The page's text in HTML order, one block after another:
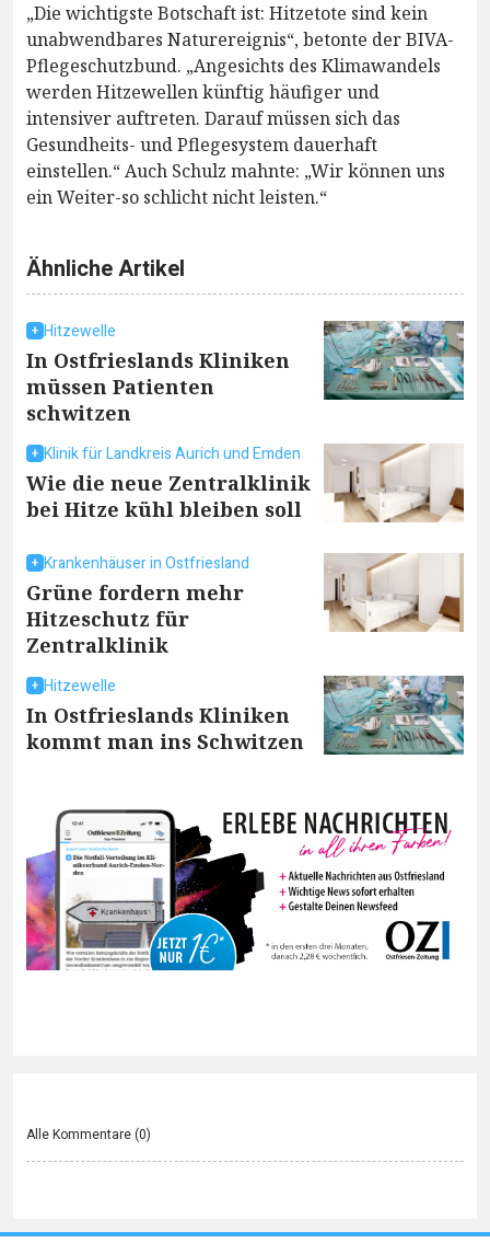
„Die wichtigste Botschaft ist: Hitzetote sind kein
unabwendbares Naturereignis“, betonte der BIVA-
Pflegeschutzbund. „Angesichts des Klimawandels
werden Hitzewellen künftig häufiger und
intensiver auftreten. Darauf müssen sich das
Gesundheits- und Pflegesystem dauerhaft
einstellen.“ Auch Schulz mahnte: „Wir können uns
ein Weiter-so schlicht nicht leisten.“
Ähnliche Artikel
Hitzewelle
In Ostfrieslands Kliniken
müssen Patienten
schwitzen
Klinik für Landkreis Aurich und Emden
Wie die neue Zentralklinik
bei Hitze kühl bleiben soll
Krankenhäuser in Ostfriesland
Grüne fordern mehr
Hitzeschutz für
Zentralklinik
Hitzewelle
In Ostfrieslands Kliniken
kommt man ins Schwitzen
Alle Kommentare (0)